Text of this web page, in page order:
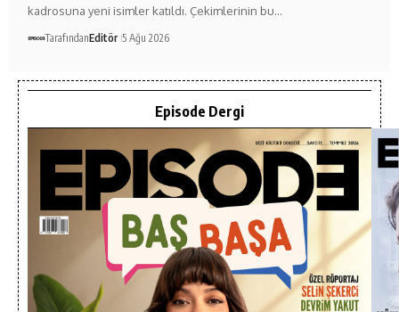
kadrosuna yeni isimler katıldı. Çekimlerinin bu…
TarafındanEditör 5 Ağu 2026
Episode Dergi